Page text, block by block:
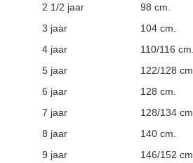
2 1/2 jaar
98 cm.
3 jaar
104 cm.
4 jaar
110/116 cm.
5 jaar
122/128 cm.
6 jaar
128 cm.
7 jaar
128/134 cm.
8 jaar
140 cm.
9 jaar
146/152 cm.